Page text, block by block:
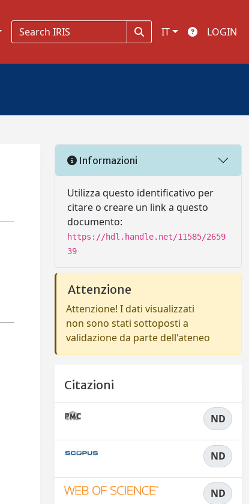
IT LOGIN
Informazioni
Utilizza questo identificativo per
citare o creare un link a questo
documento:
https://hdl.handle.net/11585/2659
39
Attenzione
Attenzione! I dati visualizzati
non sono stati sottoposti a
validazione da parte dell'ateneo
Citazioni
ND
ND
ND